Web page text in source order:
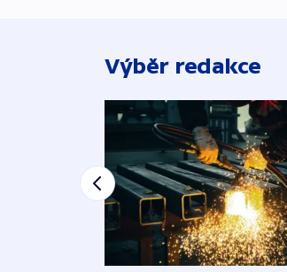
Výběr redakce